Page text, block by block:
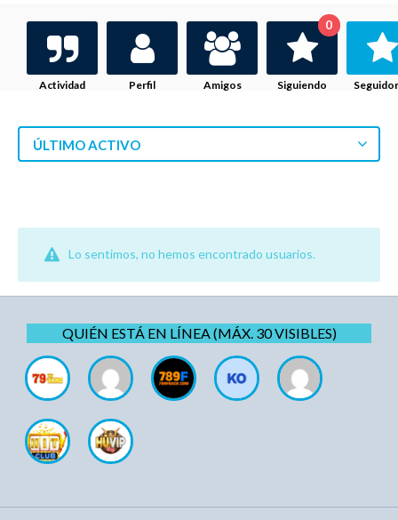
Actividad Perfil Amigos Siguiendo
0
ÚLTIMO ACTIVO
Lo sentimos, no hemos encontrado usuarios.
QUIÉN ESTÁ EN LÍNEA (MÁX. 30 VISIBLES)